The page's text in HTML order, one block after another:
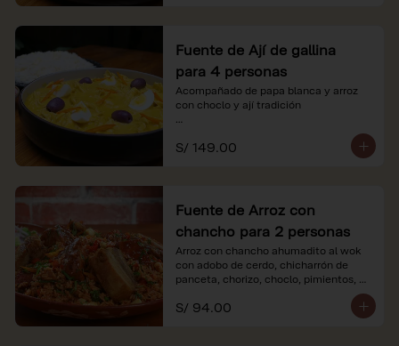
Fuente de Ají de gallina
para 4 personas
Acompañado de papa blanca y arroz
con choclo y ají tradición
*Nuestros precios están expresados en
soles e incluyen impuestos de ley y
S/ 149.00
Fuente de Arroz con
chancho para 2 personas
Arroz con chancho ahumadito al wok
con adobo de cerdo, chicharrón de
panceta, chorizo, choclo, pimientos,
*Nuestros precios están expresados en
S/ 94.00